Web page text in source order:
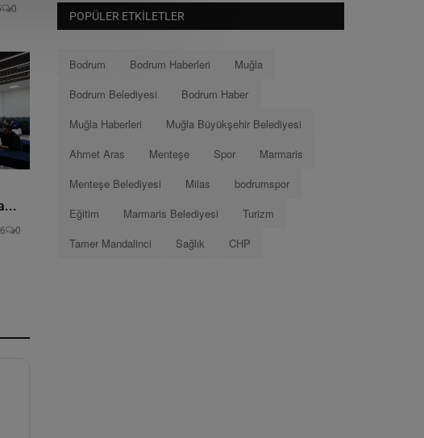
0
0
POPÜLER ETKILETLER
Bodrum Bodrum Haberleri
Muğla
Bodrum Belediyesi
Bodrum Haber
Muğla Haberleri
Muğla Büyükşehir Belediyesi
Ahmet Aras
Menteşe Spor
Marmaris
Menteşe Belediyesi
Milas
bodrumspor
Eğitim
Marmaris Belediyesi
Turizm
Tamer Mandalinci
Sağlık CHP